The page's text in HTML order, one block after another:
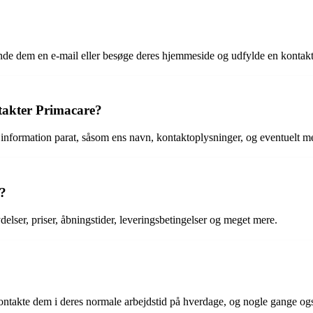
dem en e-mail eller besøge deres hjemmeside og udfylde en
Primacare?
parat, såsom ens navn, kontaktoplysninger, og eventuelt
priser, åbningstider, leveringsbetingelser og meget mere.
dem i deres normale arbejdstid på hverdage, og nogle gange